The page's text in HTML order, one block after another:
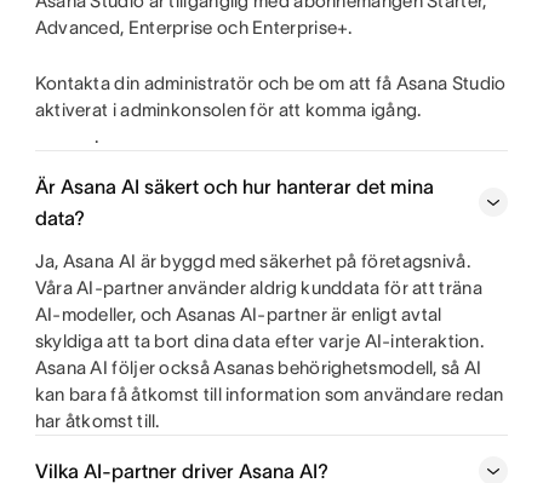
Advanced, Enterprise och Enterprise+.
Kontakta din administratör och be om att få Asana Studio
aktiverat i adminkonsolen för att komma igång.
.
Är Asana AI säkert och hur hanterar det mina
data?
Ja, Asana AI är byggd med säkerhet på företagsnivå.
Våra AI-partner använder aldrig kunddata för att träna
AI-modeller, och Asanas AI-partner är enligt avtal
skyldiga att ta bort dina data efter varje AI-interaktion.
Asana AI följer också Asanas behörighetsmodell, så AI
kan bara få åtkomst till information som användare redan
har åtkomst till.
Vilka AI-partner driver Asana AI?